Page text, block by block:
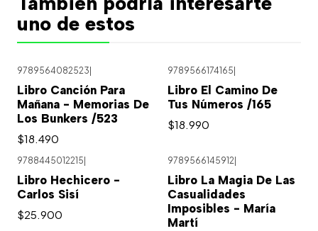
uno de estos
9789564082523|
Libro Canción Para
Mañana - Memorias De
Los Bunkers /523
$18.490
9789566174165|
Libro El Camino De
Tus Números /165
$18.990
9788445012215
Libro Hechicero -
Carlos Sisí
$25.900
9789566145912
Libro La Magia De Las
Casualidades
Imposibles - María
Martí